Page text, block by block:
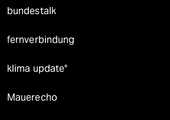
bundestalk
fernverbindung
klima update°
Mauerecho